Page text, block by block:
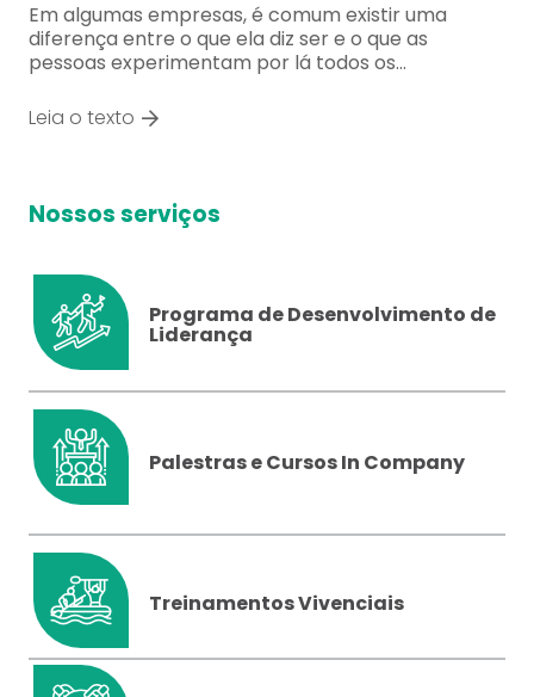
Em algumas empresas, é comum existir uma
diferença entre o que ela diz ser e o que as
pessoas experimentam por lá todos os…
Leia o texto
Nossos serviços
Programa de Desenvolvimento de
Liderança
Palestras e Cursos In Company
Treinamentos Vivenciais